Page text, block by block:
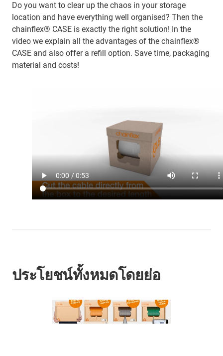
Do you want to clear up the chaos in your storage
location and have everything well organised? Then the
chainflex® CASE is exactly the right solution! In the
video we explain all the advantages of the chainflex®
CASE and also offer a refill option. Save time, packaging
material and costs!
ประโยชน์ทั้งหมดโดยย่อ